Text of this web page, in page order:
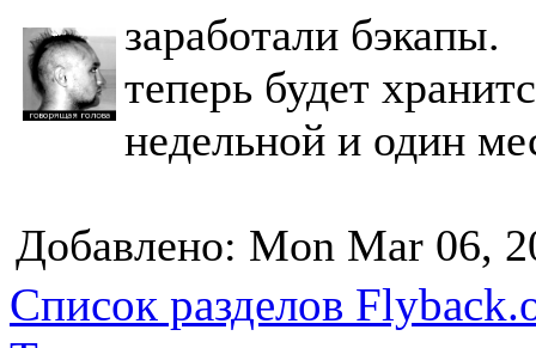
заработали бэкапы.
теперь будет
недельной и один
Добавлено: Mon Mar 06,
Список разделов